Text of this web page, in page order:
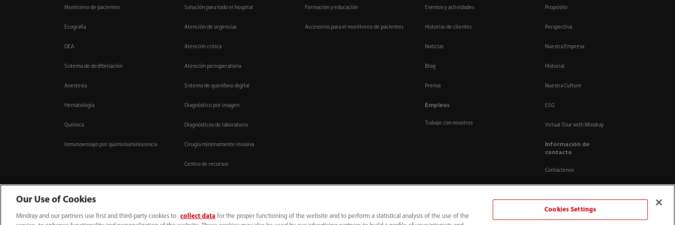
Monitoreo de pacientes
Ecografía
DEA
Sistema de desfibrilación
Anestesia
Hematología
Química
Inmunoensayo por quimioluminiscencia
Solución para todo el hospital
Atención de urgencias
Atención crítica
Atención perioperatoria
Sistema de quirófano digital
Diagnóstico por imagen
Diagnósticos de laboratorio
Cirugía mínimamente invasiva
Centro de recursos
Formación y educación
Accesorios para el monitoreo de pacientes
Eventos y actividades
Historias de clientes
Noticias
Blog
Prensa
Empleos
Trabaje con nosotros
Propósito
Perspectiva
Nuestra Empresa
Historial
Nuestra Culture
ESG
Virtual Tour with Mindray
Información de
contacto
Contáctenos
Our Use of Cookies
Mindray and our partners use first and third-party cookies to collect data for the proper functioning of the website and to perform a statistical analysis of the use of the
Cookies Settings